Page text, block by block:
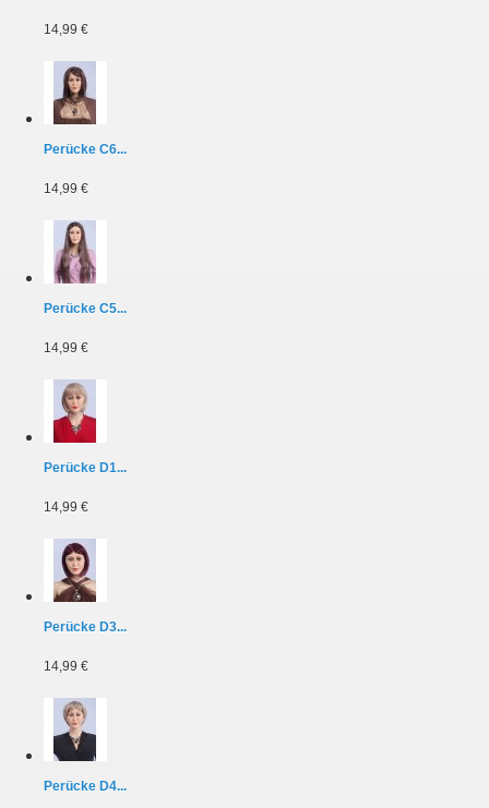
14,99 €
Perücke C6...
14,99 €
Perücke C5...
14,99 €
Perücke D1...
14,99 €
Perücke D3...
14,99 €
Perücke D4...